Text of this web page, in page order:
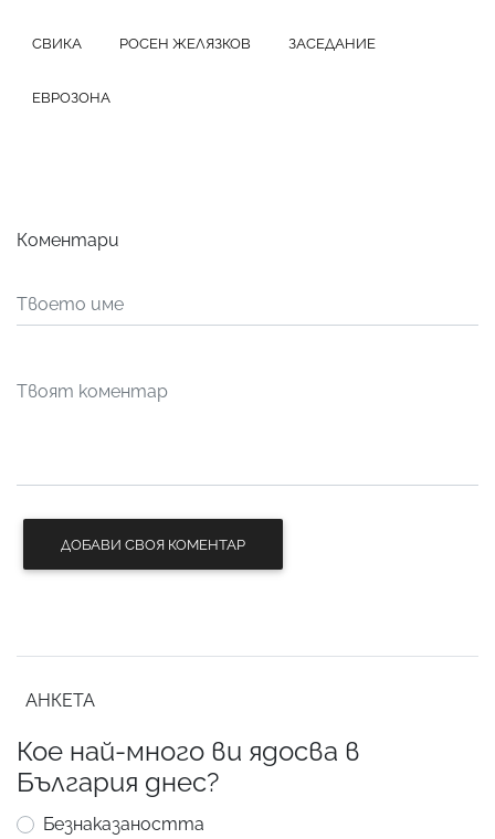
СВИКА РОСЕН ЖЕЛЯЗКОВ ЗАСЕДАНИЕ
ЕВРОЗОНА
Коментари
ДОБАВИ СВОЯ КОМЕНТАР
АНКЕТА
Кое най-много ви ядосва в
България днес?
Безнаказаността